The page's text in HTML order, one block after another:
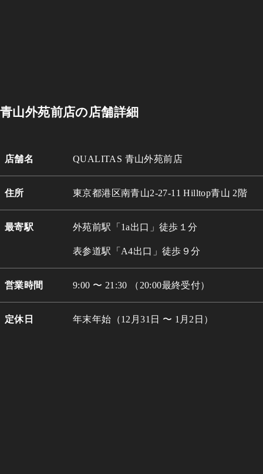
青山外苑前店の店舗詳細
店舗名 QUALITAS 青山外苑前店
住所 東京都港区南青山2-27-11 Hilltop青山 2階
最寄駅 外苑前駅「1a出口」徒歩１分
表参道駅「A4出口」徒歩９分
営業時間 9:00 〜 21:30 （20:00最終受付）
定休日 年末年始（12月31日 〜 1月2日）